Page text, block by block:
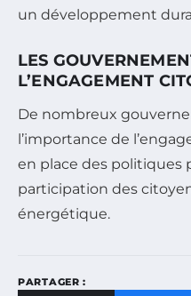
un développement
LES
L’ENGAGEMENT
De nombreux
l’importance de
en place des politiques
participation des
énergétique.
PARTAGER :